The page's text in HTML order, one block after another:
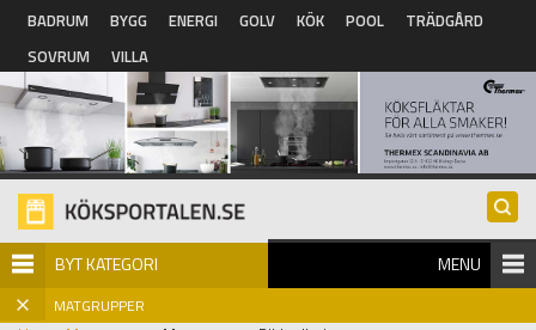
Hoppa till huvudinnehåll
BADRUM BYGG ENERGI GOLV KÖK POOL
TRÄDGÅRD
SOVRUM
VILLA
BYT KATEGORI MENU
MATGRUPPER